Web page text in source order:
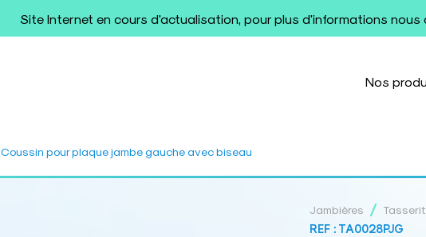
Site Internet en cours d'actualisation, pour plus d'informations
Nos
Coussin pour plaque jambe gauche avec biseau
Jambières /
REF : TA0028PJG